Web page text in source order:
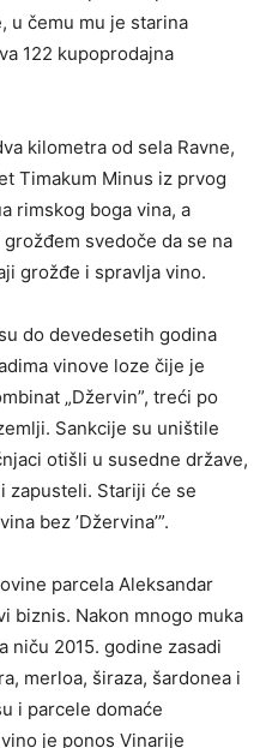
u čemu mu je starina
122 kupoprodajna
kilometra od sela Ravne,
Timakum Minus iz prvog
rimskog boga vina, a
svedoče da se na
grožđe i spravlja vino.
do devedesetih godina
vinove loze čije je
„Džervin”, treći po
Sankcije su uništile
otišli u susedne države,
zapusteli. Stariji će se
bez ’Džervina’”.
parcela Aleksandar
biznis. Nakon mnogo muka
niču 2015. godine zasadi
merloa, širaza, šardonea i
i parcele domaće
je ponos Vinarije